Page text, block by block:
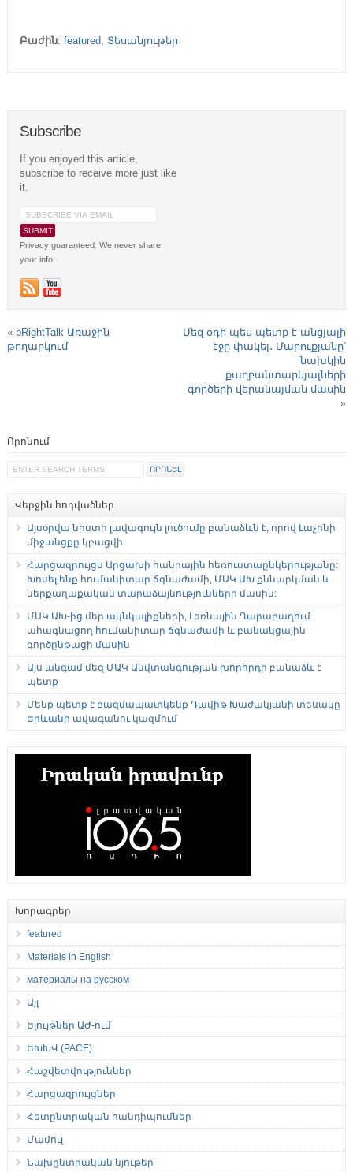
Բաժին: featured, Տեսանյութեր
Subscribe
If you enjoyed this article,
subscribe to receive more just like
it.
Privacy guaranteed. We never share
your info.
« bRightTalk Առաջին
թողարկում
Մեզ օդի պես պետք է անցյալի
էջը փակել․ Մարուքյանը՝
նախկին
քաղբանտարկյալների
գործերի վերանայման մասին
»
Որոնում
Վերջին հոդվածներ
Այսօրվա նիստի լավագույն լուծումը բանաձևն է, որով Լաչինի
միջանցքը կբացվի
Հարցազրույցս Արցախի հանրային հեռուստաընկերությանը:
Խոսել ենք հումանիտար ճգնաժամի, ՄԱԿ ԱԽ քննարկման և
ներքաղաքական տարաձայնությունների մասին:
ՄԱԿ ԱԽ-ից մեր ակնկալիքների, Լեռնային Ղարաբաղում
ահագնացող հումանիտար ճգնաժամի և բանակցային
գործընթացի մասին
Այս անգամ մեզ ՄԱԿ Անվտանգության խորհրդի բանաձև է
պետք
Մենք պետք է բազմապատկենք Դավիթ Խաժակյանի տեսակը
Երևանի ավագանու կազմում
Խորագրեր
featured
Materials in English
материалы на русском
Այլ
Ելույթներ ԱԺ-ում
ԵԽԽՎ (PACE)
Հաշվետվություններ
Հարցազրույցներ
Հետընտրական հանդիպումներ
Մամուլ
Նախընտրական նյութեր